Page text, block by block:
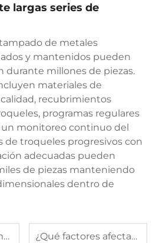
largas series de
de metales
y mantenidos pueden
durante millones de piezas.
materiales de
recubrimientos
programas regulares
monitoreo continuo del
de troqueles progresivos con
adecuadas pueden
de piezas manteniendo
dentro de
¿Qué factores afectan la calidad de los servicios de mecanizado?